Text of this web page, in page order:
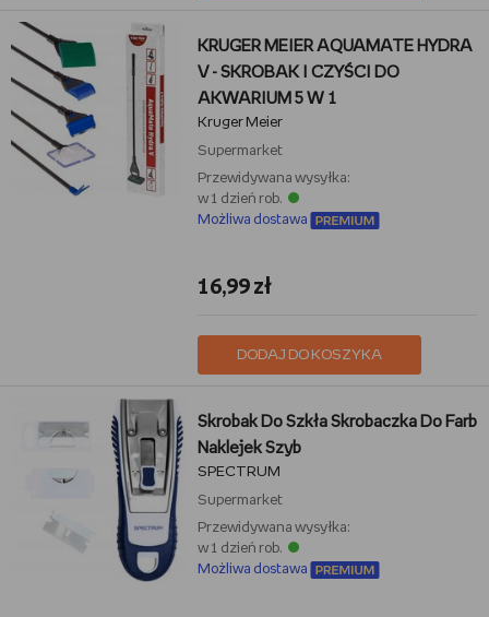
KRUGER MEIER AQUAMATE HYDRA
V - SKROBAK I CZYŚCI DO
AKWARIUM 5 W 1
Kruger Meier
Supermarket
Przewidywana wysyłka:
w 1 dzień rob.
Możliwa dostawa
16,99 zł
DODAJ DO KOSZYKA
Skrobak Do Szkła Skrobaczka Do Farb
Naklejek Szyb
SPECTRUM
Supermarket
Przewidywana wysyłka:
w 1 dzień rob.
Możliwa dostawa